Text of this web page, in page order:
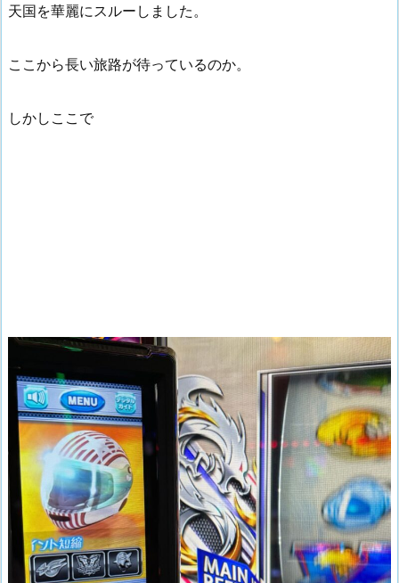
天国を華麗にスルーしました。
ここから長い旅路が待っているのか。
しかしここで